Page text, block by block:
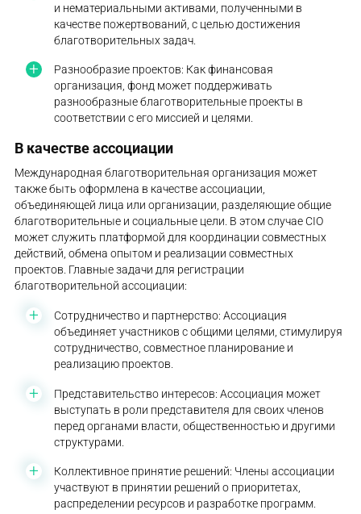
и нематериальными активами, полученными в
качестве пожертвований, с целью достижения
благотворительных задач.
Разнообразие проектов: Как финансовая
организация, фонд может поддерживать
разнообразные благотворительные проекты в
соответствии с его миссией и целями.
В качестве ассоциации
Международная благотворительная организация может
также быть оформлена в качестве ассоциации,
объединяющей лица или организации, разделяющие общие
благотворительные и социальные цели. В этом случае CIO
может служить платформой для координации совместных
действий, обмена опытом и реализации совместных
проектов. Главные задачи для регистрации
благотворительной ассоциации:
Сотрудничество и партнерство: Ассоциация
объединяет участников с общими целями, стимулируя
сотрудничество, совместное планирование и
реализацию проектов.
Представительство интересов: Ассоциация может
выступать в роли представителя для своих членов
перед органами власти, общественностью и другими
структурами.
Коллективное принятие решений: Члены ассоциации
участвуют в принятии решений о приоритетах,
распределении ресурсов и разработке программ.